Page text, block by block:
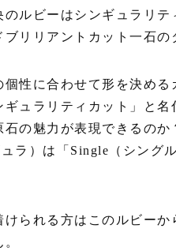
ルビーはシンギュラリ
リリアントカット一石の
性に合わせて形を決め
ュラリティカット」と
の魅力が表現できるの
ラ）は「Single（シング
けられる方はこのルビー